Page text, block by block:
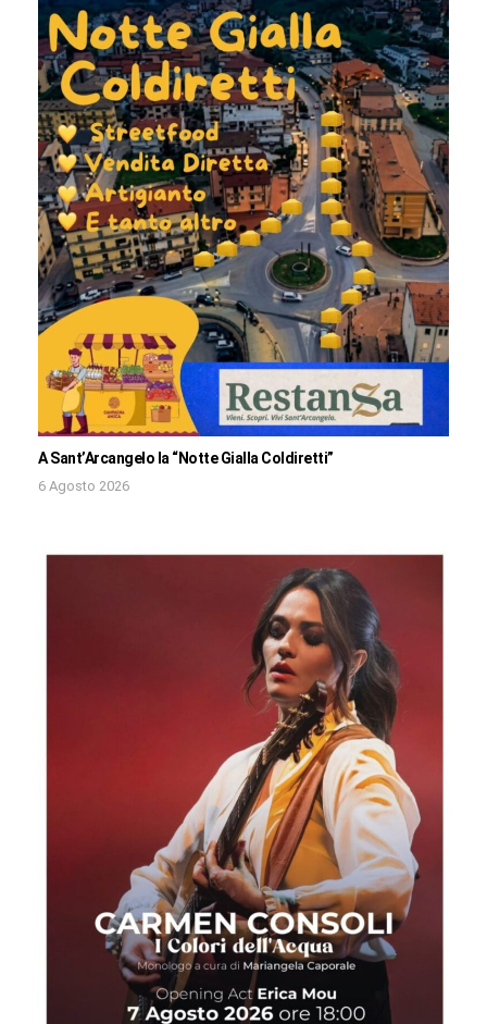
A Sant’Arcangelo la “Notte Gialla Coldiretti”
6 Agosto 2026